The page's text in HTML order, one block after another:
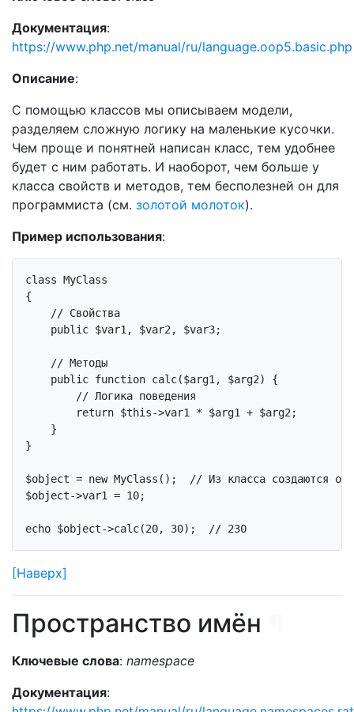
Документация:
https://www.php.net/manual/ru/language.oop5.basic.php
Описание:
С помощью классов мы описываем модели,
разделяем сложную логику на маленькие кусочки.
Чем проще и понятней написан класс, тем удобнее
будет с ним работать. И наоборот, чем больше у
класса свойств и методов, тем бесполезней он для
программиста (см. золотой молоток).
Пример использования:
class MyClass
{
// Свойства
public $var1, $var2, $var3;
// Методы
public function calc($arg1, $arg2)
{
// Логика поведения
return $this->var1 * $arg1 + $arg2;
    }
}
$object = new MyClass();
// Из класса создаются
$object->var1 = 10;
echo $object->calc(20, 30); // 230
[Наверх]
Пространство имён
Ключевые слова: namespace
Документация: